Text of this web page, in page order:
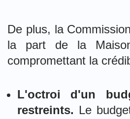
De plus, la
la part de la
compromettant la
L'octroi d'un
restreints. Le